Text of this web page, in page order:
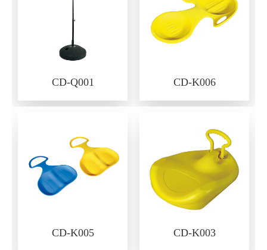
CD-Q001 CD-K006
CD-K005 CD-K003